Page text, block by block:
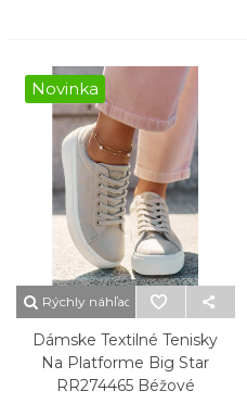
Novinka
Rýchly náhľad
Dámske Textilné Tenisky
Na Platforme Big Star
RR274465 Béžové